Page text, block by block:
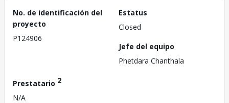
No. de identificación del
proyecto
P124906
Estatus
Closed
Jefe del equipo
Phetdara Chanthala
Prestatario 2
N/A